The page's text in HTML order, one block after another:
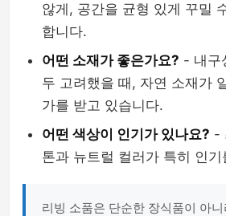
않게, 공간을 균형 있게 꾸밀
합니다.
어떤 소재가 좋은가요? - 내구
두 고려했을 때, 자연 소재가
가를 받고 있습니다.
어떤 색상이 인기가 있나요? -
톤과 뉴트럴 컬러가 특히 인
리빙 소품은 단순한 장식품이 아니